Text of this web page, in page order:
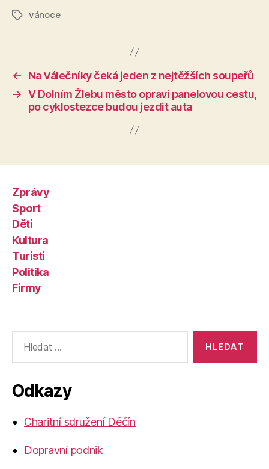
Štítkyvánoce
←
Na Válečníky čeká jeden z nejtěžších soupeřů
→ V Dolním Žlebu město opraví panelovou cestu,
po cyklostezce budou jezdit auta
Zprávy
Sport
Děti
Kultura
Turisti
Politika
Firmy
vyhledávání:
Odkazy
Charitní sdružení Děčín
Dopravní podnik